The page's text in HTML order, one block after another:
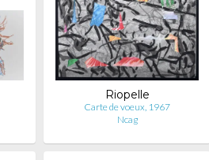
Riopelle
Carte de voeux, 1967
Ncag